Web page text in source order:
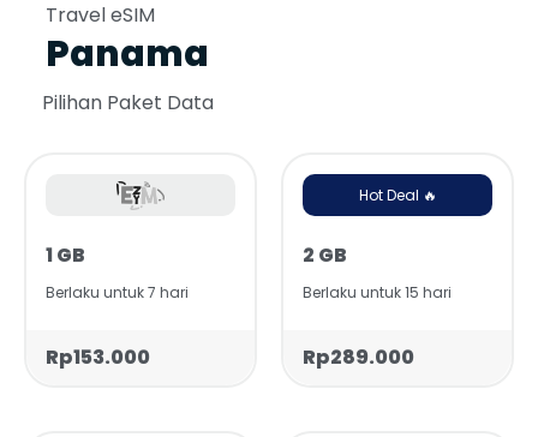
Travel eSIM
Panama
Pilihan Paket Data
1 GB
Berlaku untuk 7 hari
Rp153.000
Hot Deal 🔥
2 GB
Berlaku untuk 15 hari
Rp289.000